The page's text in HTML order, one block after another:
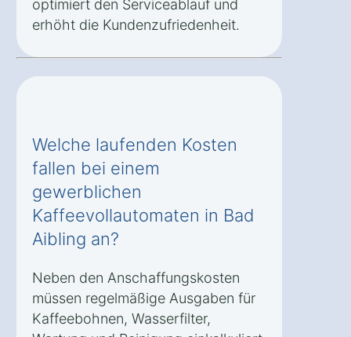
optimiert den Serviceablauf und
erhöht die Kundenzufriedenheit.
Welche laufenden Kosten
fallen bei einem
gewerblichen
Kaffeevollautomaten in Bad
Aibling an?
Neben den Anschaffungskosten
müssen regelmäßige Ausgaben für
Kaffeebohnen, Wasserfilter,